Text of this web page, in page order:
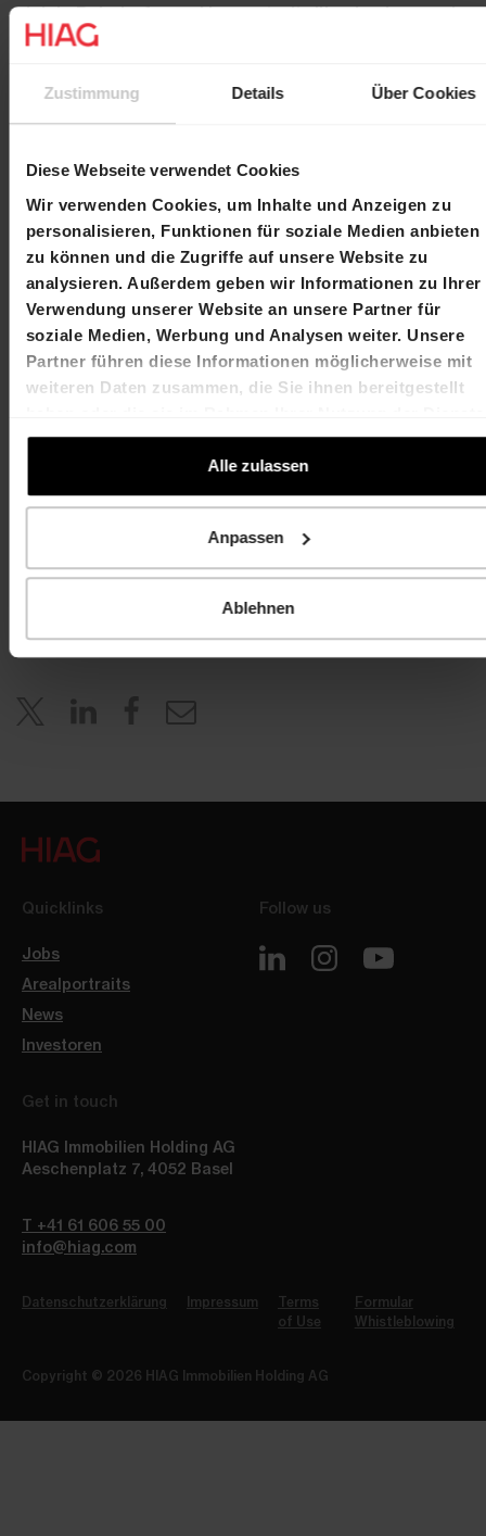
Zustimmung Details Über Cookies
Diese Webseite verwendet Cookies
Wir verwenden Cookies, um Inhalte und Anzeigen zu
personalisieren, Funktionen für soziale Medien anbieten
zu können und die Zugriffe auf unsere Website zu
analysieren. Außerdem geben wir Informationen zu Ihrer
Verwendung unserer Website an unsere Partner für
soziale Medien, Werbung und Analysen weiter. Unsere
Partner führen diese Informationen möglicherweise mit
weiteren Daten zusammen, die Sie ihnen bereitgestellt
gesammelt haben.
Alle zulassen
Anpassen
Ablehnen
sich in Bahnhofs- und Innenstadtnähe, in einem sehr
gut an das öffentliche Verkehrsnetz angebundenen
Erarbeitung eines Quartierplans für ein
Wohnbauprojekt fortgesetzt.
Kontakt
Martin Durchschlag
Chief Executive Officer
T +41 61 606 55 00
martin.durchschlag@hiag.com
Chief Financial Officer
T +41 61 606 55 00
HIAG Immobilien Holding AG
Aeschenplatz 7
investor.relations@hiag.com
Quicklinks
Jobs
Arealportraits
News
Investoren
Follow us
Get in touch
HIAG Immobilien Holding AG
Aeschenplatz 7, 4052 Basel
T +41 61 606 55 00
info@hiag.com
Datenschutzerklärung Impressum
Terms
of Use
Formular
Whistleblowing
Copyright © 2026 HIAG Immobilien Holding AG